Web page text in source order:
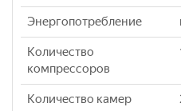
Энергопотребление
Количество
компрессоров
Количество камер